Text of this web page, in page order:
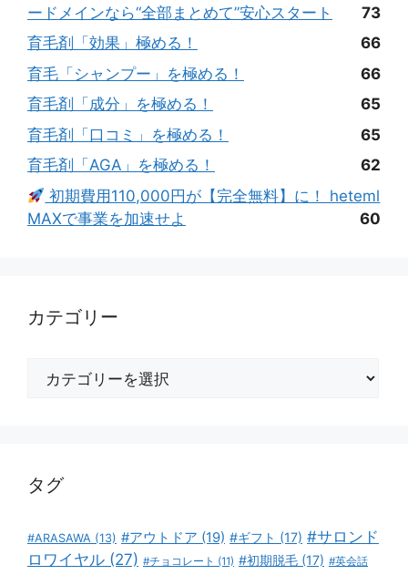
ードメインなら“全部まとめて”安心スタート
73
育毛剤「効果」極める！
66
育毛「シャンプー」を極める！
66
育毛剤「成分」を極める！
65
育毛剤「口コミ」を極める！
65
育毛剤「AGA」を極める！
62
初期費用110,000円が【完全無料】に！ heteml
MAXで事業を加速せよ
60
カテゴリー
タグ
#ARASAWA (13) #アウトドア (19) #ギフト (17) #サロンド
ロワイヤル (27) #チョコレート (11) #初期脱毛 (17) #英会話